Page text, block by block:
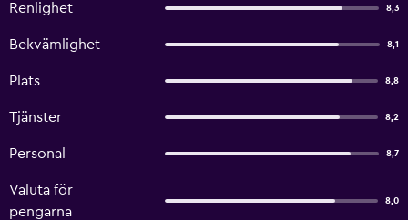
Renlighet 8,3
Bekvämlighet 8,1
Plats 8,8
Tjänster 8,2
Personal 8,7
Valuta för
pengarna
8,0